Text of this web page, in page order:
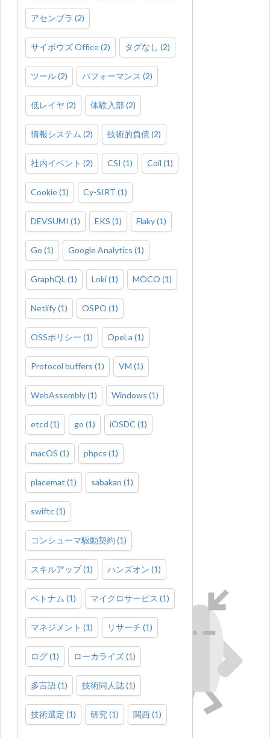
アセンブラ (2)
サイボウズ Office(2) タグなし (2)
ツール(2) パフォーマンス (2)
低レイヤ (2) 体験入部 (2)
情報システム (2) 技術的負債(2)
社内イベント (2) CSI (1) Coil (1)
Cookie(1) Cy-SIRT (1)
DEVSUMI (1) EKS (1) Flaky(1)
Go (1) Google Analytics (1)
GraphQL (1) Loki(1) MOCO (1)
Netlify(1) OSPO (1)
OSSポリシー (1) OpeLa (1)
Protocol buffers (1) VM (1)
WebAssembly(1) Windows (1)
etcd (1) go (1) iOSDC (1)
macOS (1) phpcs (1)
placemat (1) sabakan (1)
swiftc(1)
コンシューマ駆動契約 (1)
スキルアップ(1) ハンズオン (1)
ベトナム (1) マイクロサービス (1)
マネジメント (1) リサーチ (1)
ログ(1) ローカライズ(1)
多言語(1) 技術同人誌(1)
技術選定 (1) 研究(1) 関西(1)